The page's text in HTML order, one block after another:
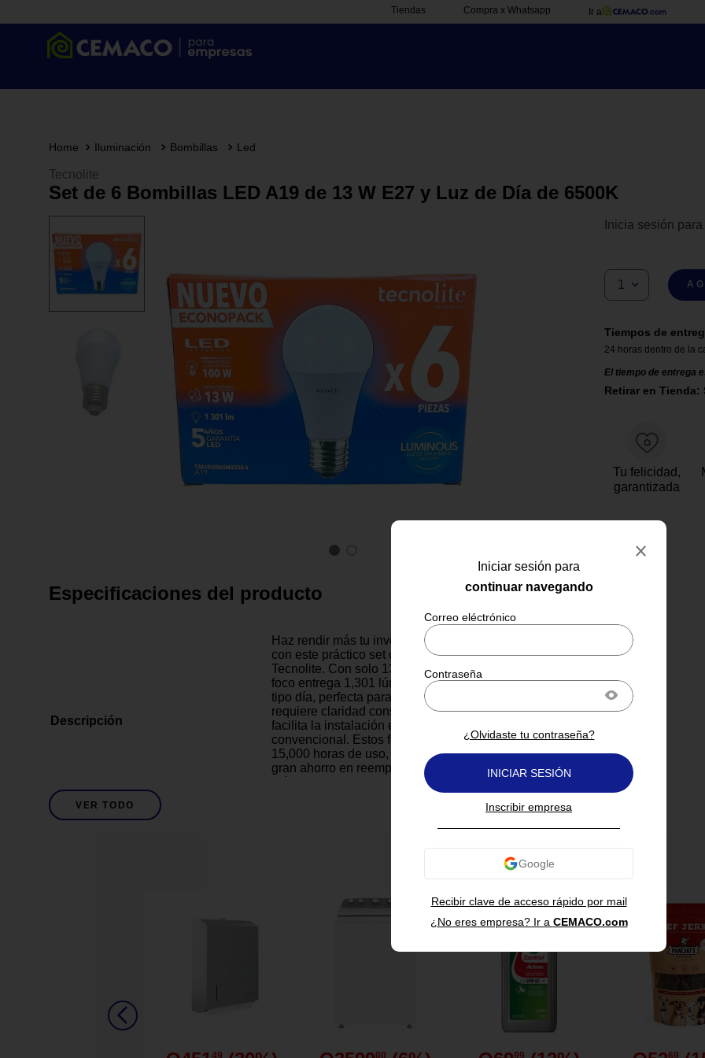
Tiendas Compra x Whatsapp Ir a
Iniciar sesión para
continuar navegando
Recibir clave de acceso rápido por mail
¿Olvidaste tu contraseña?
INICIAR SESIÓN
Inscribir empresa
¿No eres empresa? Ir a CEMACO.com
Iluminación Bombillas Led
Tecnolite
Set de 6 Bombillas LED A19 de 13 W E27 y Luz de Día de 6500K
Inicia sesión
1
Tiempos de
24 horas dentro de la
El tiempo de entrega
Retirar en Tienda:
Tu felicidad,
garantizada
Especificaciones del producto
Descripción
Haz rendir más tu inversión en iluminación
con este práctico set de 6 focos LED A19 de
Tecnolite. Con solo 13 W de consumo, cada
foco entrega 1,301 lúmenes de luz blanca
tipo día, perfecta para espacios donde se
requiere claridad constante. Su base E27
facilita la instalación en cualquier lámpara
convencional. Estos focos LED ofrecen hasta
15,000 horas de uso, lo que representa un
gran ahorro en reemplazos y energía. Dale
más luz a tu hogar u oficina con eficiencia,
estilo y rendimiento confiable.
Flujo luminoso de 1,301 lúmenes que ofrece
VER TODO
También te puede interesar
49 00 99 69